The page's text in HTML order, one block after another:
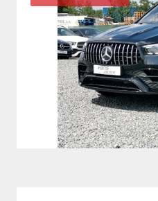
Vorherige